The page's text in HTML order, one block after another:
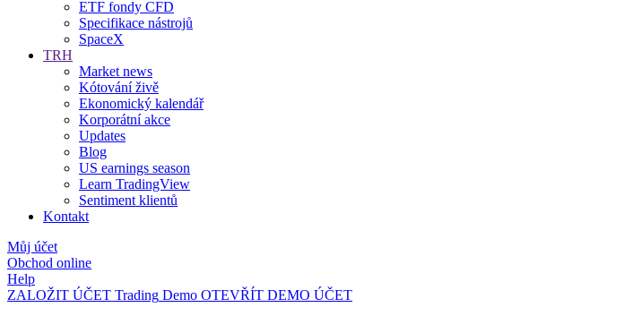
ETF fondy CFD
Specifikace nástrojů
SpaceX
TRH
Market news
Kótování živě
Ekonomický kalendář
Korporátní akce
Updates
Blog
US earnings season
Learn TradingView
Sentiment klientů
Kontakt
Můj účet
Obchod online
Help
ZALOŽIT ÚČET Trading Demo OTEVŘÍT DEMO ÚČET